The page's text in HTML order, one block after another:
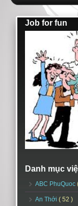
Job for fun
Danh mục
ABC PhuQuoc
An Thới ( 52 )